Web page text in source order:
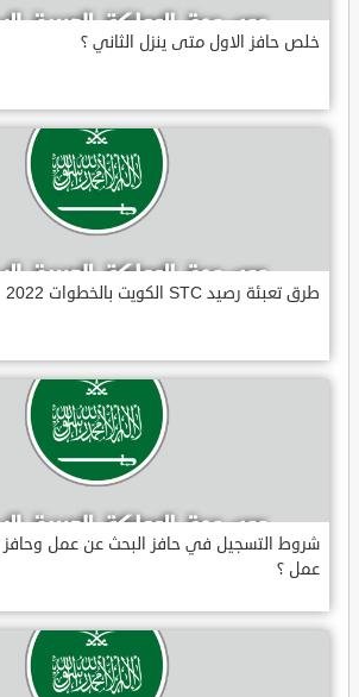
خلص حافز الاول متى ينزل الثاني ؟
طرق تعبئة رصيد STC الكويت بالخطوات 2022
شروط التسجيل في حافز البحث عن عمل
عمل ؟